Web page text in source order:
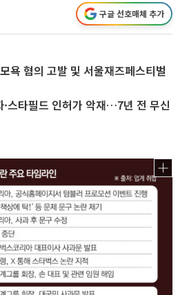
구글 선호매체 추가
욕 혐의 고발 및 서울재즈페스티벌
·스타필드 인허가 악재…7년 전 무신